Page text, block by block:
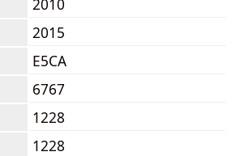
2010
2015
E5CA
6767
1228
1228